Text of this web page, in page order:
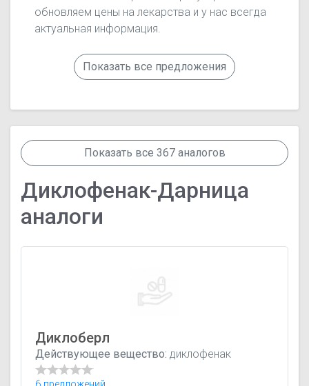
обновляем цены на лекарства и у нас всегда
актуальная информация.
Показать все предложения
Показать все 367 аналогов
Диклофенак-Дарница
аналоги
Диклоберл
Действующее вещество: диклофенак